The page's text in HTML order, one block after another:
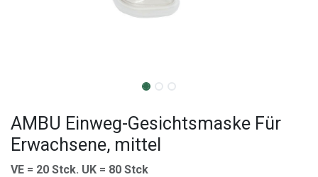
AMBU Einweg-Gesichtsmaske Für
Erwachsene, mittel
VE = 20 Stck. UK = 80 Stck